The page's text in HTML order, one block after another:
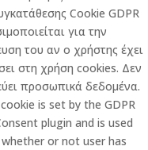
Cookie GDPR
για την
του αν ο χρήστης έχει
στη χρήση cookies. Δεν
προσωπικά δεδομένα.
is set by the GDPR
plugin and is used
or not user has